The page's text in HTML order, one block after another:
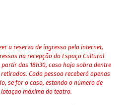
a reserva de ingresso pela internet,
na recepção do Espaço Cultural
partir das 18h30, caso haja sobra dentre
Cada pessoa receberá apenas
se for o caso, estando o número de
máxima do teatro.